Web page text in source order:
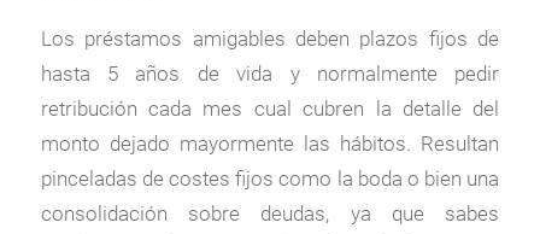
Los préstamos amigables deben plazos fijos de
hasta 5 años de vida y normalmente pedir
retribución cada mes cual cubren la detalle del
monto dejado mayormente las hábitos. Resultan
pinceladas de costes fijos como la boda o bien una
consolidación sobre deudas, ya que sabes